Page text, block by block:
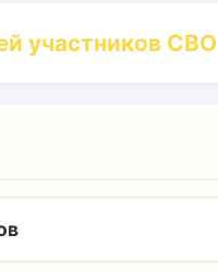
участников СВО